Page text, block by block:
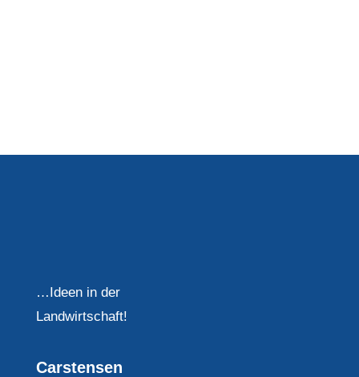
…Ideen in der
Landwirtschaft!
Carstensen